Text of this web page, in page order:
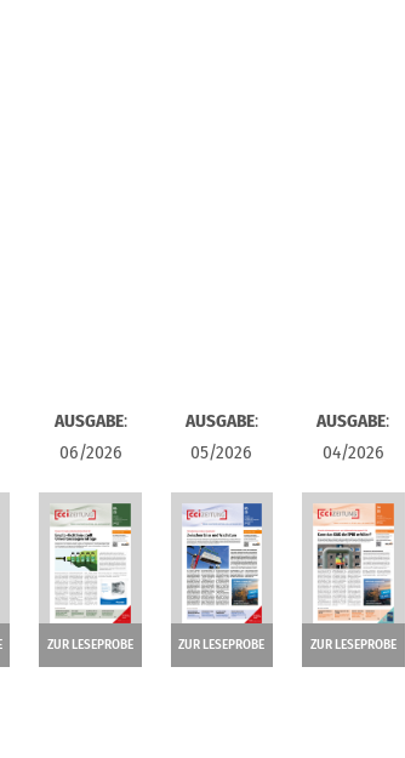
AUSGABE:
06/2026
ZUR LESEPROBE
AUSGABE:
05/2026
ZUR LESEPROBE
AUSGABE:
04/2026
ZUR LESEPROBE